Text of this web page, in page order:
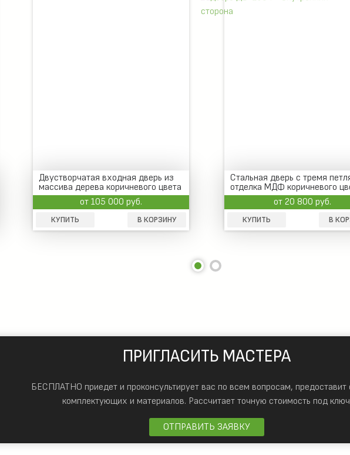
Двустворчатая входная дверь из
массива дерева коричневого цвета
от 105 000 руб.
КУПИТЬ В КОРЗИНУ
Стальная дверь с тремя
отделка МДФ коричневого
от 20 800 руб.
КУПИТЬ В
ПРИГЛАСИТЬ МАСТЕРА
БЕСПЛАТНО приедет и проконсультирует вас по всем вопросам, предоставит
комплектующих и материалов. Рассчитает точную стоимость под
ОТПРАВИТЬ ЗАЯВКУ